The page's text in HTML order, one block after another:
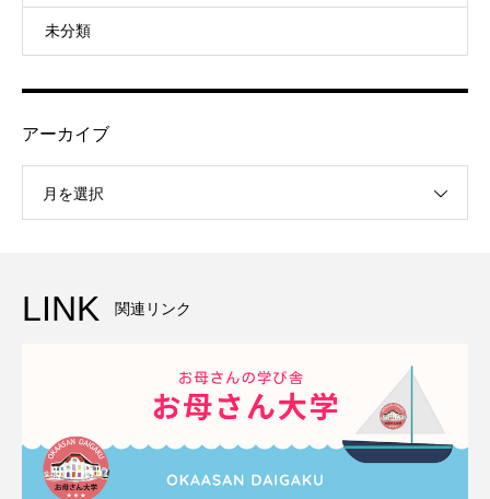
未分類
アーカイブ
月を選択
LINK 関連リンク